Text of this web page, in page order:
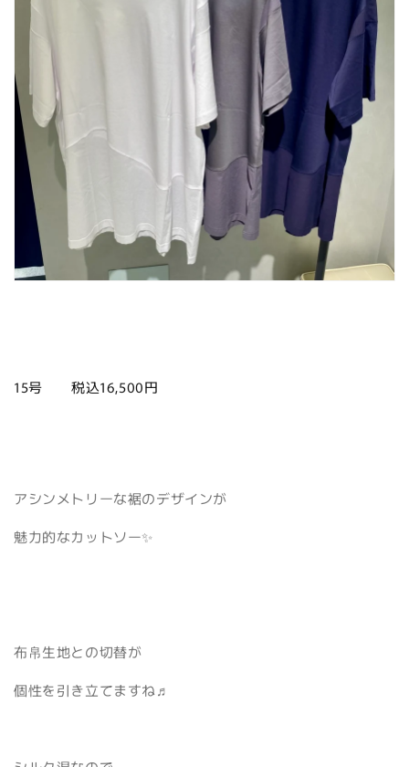
15号 税込16,500円
アシンメトリーな裾のデザインが
魅力的なカットソー✨
布帛生地との切替が
個性を引き立てますね♬